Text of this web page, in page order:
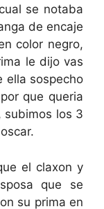
se notaba
de encaje
color negro,
le dijo vas
ella sospecho
que queria
subimos los 3
el claxon y
que se
su prima en